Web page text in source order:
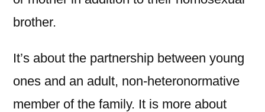
brother.
It’s about the partnership between young
ones and an adult, non-heteronormative
member of the family. It is more about